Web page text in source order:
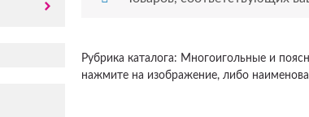
Рубрика каталога: Многоигольные и
нажмите на изображение, либо